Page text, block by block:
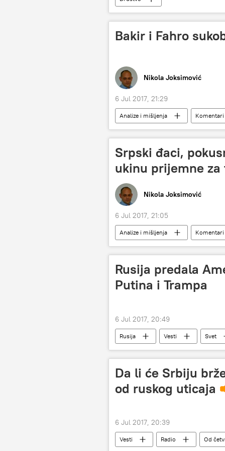
Bakir i Fahro
Nikola Joksimović
6 Jul 2017, 21:29
Analize i mišljenja
Fahrudin Radončić
Nihat
Bosna i Hercegovina (BiH)
Srpski đaci,
ukinu prijemne
Nikola Joksimović
6 Jul 2017, 21:05
Analize i mišljenja
Neđo Danilović
Dragan
Rusija predala
Putina i Trampa
6 Jul 2017, 20:49
Rusija Vesti Svet
Da li će Srbiju
od ruskog uticaja
6 Jul 2017, 20:39
Vesti Radio Od